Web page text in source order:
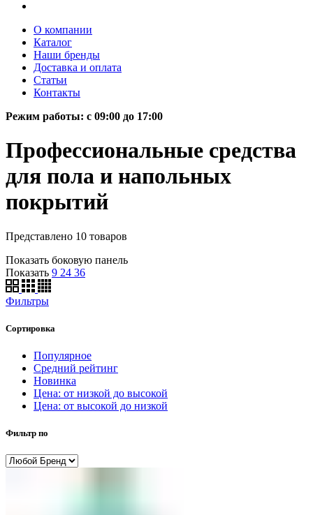
О компании
Каталог
Наши бренды
Доставка и оплата
Статьи
Контакты
Режим работы: c 09:00 до 17:00
Профессиональные средства
для пола и напольных
покрытий
Представлено 10 товаров
Показать боковую панель
Показать 9 24 36
Фильтры
Сортировка
Популярное
Средний рейтинг
Новинка
Цена: от низкой до высокой
Цена: от высокой до низкой
Фильтр по